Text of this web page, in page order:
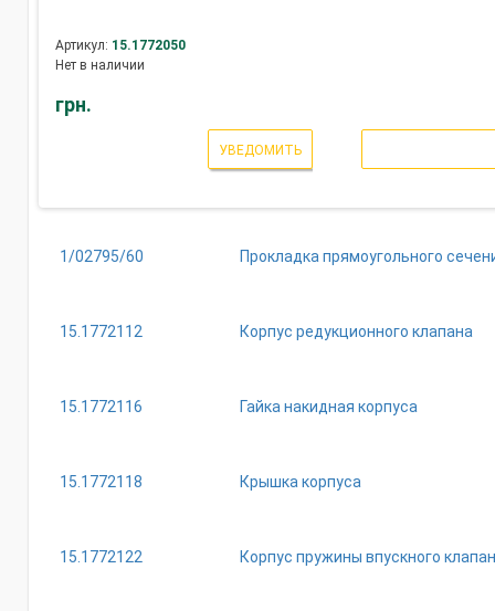
Артикул: 15.1772050
Нет в наличии
грн.
УВЕДОМИТЬ
1/02795/60 Прокладка прямоугольного
15.1772112 Корпус редукционного клапана
15.1772116 Гайка накидная корпуса
15.1772118 Крышка корпуса
15.1772122 Корпус пружины впускного